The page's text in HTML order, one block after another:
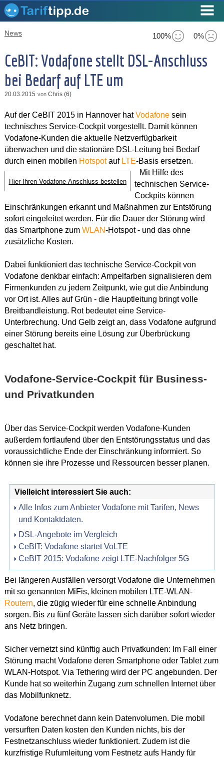
100% 0%
News
CeBIT: Vodafone stellt DSL-Anschluss
bei Bedarf auf LTE um
20.03.2015 von Chris (6)
Auf der CeBIT 2015 in Hannover hatVodafonesein
technisches Service-Cockpit vorgestellt. Damit können
Vodafone-Kunden die aktuelle Netzverfügbarkeit
überwachen und die stationäre DSL-Leitung bei Bedarf
durch einen mobilen Hotspotauf LTE-Basis ersetzen.
Hier Ihren Vodafone-Anschluss bestellen
Mit Hilfe des
technischen Service-
Cockpits können
Einschränkungen erkannt und Maßnahmen zur Entstörung
sofort eingeleitet werden. Für die Dauer der Störung wird
das Smartphone zum WLAN-Hotspot - und das ohne
zusätzliche Kosten.
Dabei funktioniert das technische Service-Cockpit von
Vodafone denkbar einfach: Ampelfarben signalisieren dem
Firmenkunden zu jedem Zeitpunkt, wie gut die Anbindung
vor Ort ist. Alles auf Grün - die Hauptleitung bringt volle
Breitbandleistung. Rot bedeutet eine Service-
Unterbrechung. Und Gelb zeigt an, dass Vodafone aufgrund
einer Störung bereits eine Lösung zur Überbrückung
geschaltet hat.
Vodafone-Service-Cockpit für Business-
und Privatkunden
Über das Service-Cockpit werden Vodafone-Kunden
außerdem fortlaufend über den Entstörungsstatus und das
voraussichtliche Ende der Einschränkung informiert. So
können sie ihre Prozesse und Ressourcen besser planen.
Vielleicht interessiert Sie auch:
Alle Infos zum Anbieter Vodafone mit Tarifen, News
und Kontaktdaten.
DSL-Angebote im Vergleich
CeBIT: Vodafone startet VoLTE
CeBIT 2015: Vodafone zeigt LTE-Nachfolger 5G
Bei längeren Ausfällen versorgt Vodafone die Unternehmen
mit so genannten MiFis, kleinen mobilen LTE-WLAN-
Routern, die zügig wieder für eine schnelle Anbindung
sorgen. Bis zu fünf Geräte lassen sich darüber sofort wieder
ans Netz bringen.
Sicher vernetzt sind künftig auch Privatkunden: Im Fall einer
Störung macht Vodafone deren Smartphone oder Tablet zum
WLAN-Hotspot. Via Tethering wird der PC angebunden. Der
Kunde hat so weiterhin Zugang zum schnellen Internet über
das Mobilfunknetz.
Vodafone berechnet dann kein Datenvolumen. Die mobil
versurften Daten kosten den Kunden nichts, bis der
Festnetzanschluss wieder funktioniert. Zudem ist die
kurzfristige Rufumleitung vom Festnetz aufs Handy für